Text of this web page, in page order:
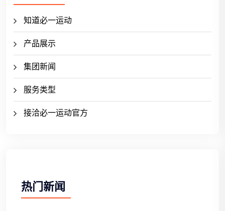
知道必一运动
产品展示
集团新闻
服务类型
接洽必一运动官方
热门新闻